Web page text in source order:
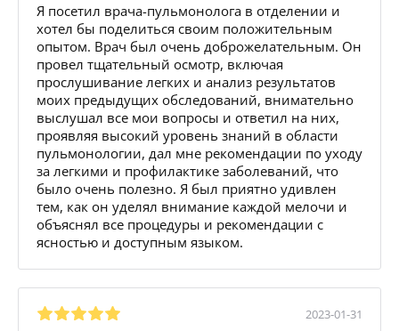
Я посетил врача-пульмонолога в отделении и
хотел бы поделиться своим положительным
опытом. Врач был очень доброжелательным. Он
провел тщательный осмотр, включая
прослушивание легких и анализ результатов
моих предыдущих обследований, внимательно
выслушал все мои вопросы и ответил на них,
проявляя высокий уровень знаний в области
пульмонологии, дал мне рекомендации по уходу
за легкими и профилактике заболеваний, что
было очень полезно. Я был приятно удивлен
тем, как он уделял внимание каждой мелочи и
объяснял все процедуры и рекомендации с
ясностью и доступным языком.
2023-01-31